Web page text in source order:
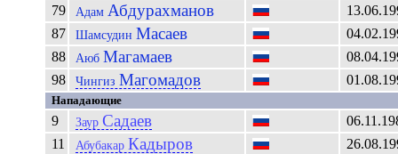
79
Адам Абдурахманов
87
Шамсудин Масаев
88
Аюб Магамаев
98
Чингиз Магомадов
Нападающие
9 ЗаурСадаев
11
Абубакар Кадыров